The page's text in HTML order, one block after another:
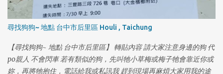
尋找狗狗~ 地點 台中市后里區 Houli , Taichung
【尋找狗狗~ 地點 台中市后里區】 轉貼內容 請大家注意身邊的狗 代
po親人 不會閃車 若有類似的狗，先叫牠小草梅或梅子牠會靠近你或
妳，再將牠抱住，電話給我或私訊我 趕到現場再麻煩大家用我的途